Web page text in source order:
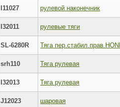
I11027 рулевой наконечник
I32011 рулевые тяги
SL-6280R
srh110 Тяга рулевая
I32013 Тяга рулевая
J12023 шаровая